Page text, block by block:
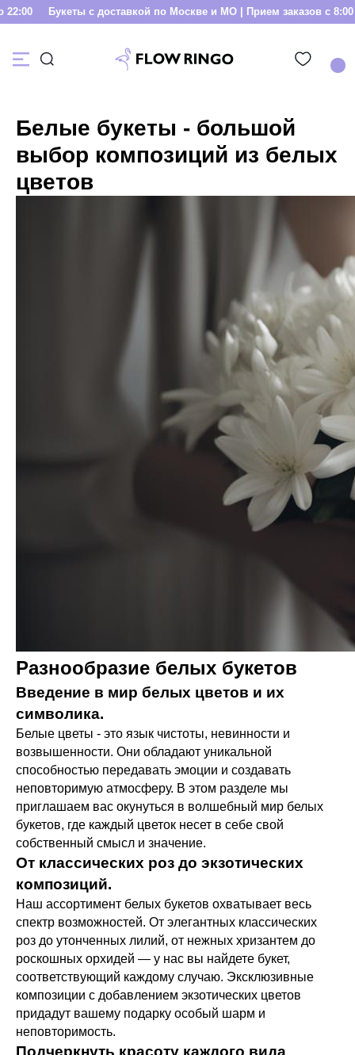
Букеты с доставкой по Москве и МО | Прием заказов с 8:00 до
Белые букеты - большой
выбор композиций из белых
цветов
Разнообразие белых букетов
Введение в мир белых цветов и их
символика.
Белые цветы - это язык чистоты, невинности и
возвышенности. Они обладают уникальной
способностью передавать эмоции и создавать
неповторимую атмосферу. В этом разделе мы
приглашаем вас окунуться в волшебный мир белых
букетов, где каждый цветок несет в себе свой
собственный смысл и значение.
От классических роз до экзотических
композиций.
Наш ассортимент белых букетов охватывает весь
спектр возможностей. От элегантных классических
роз до утонченных лилий, от нежных хризантем до
роскошных орхидей — у нас вы найдете букет,
соответствующий каждому случаю. Эксклюзивные
композиции с добавлением экзотических цветов
придадут вашему подарку особый шарм и
неповторимость.
Подчеркнуть красоту каждого вида